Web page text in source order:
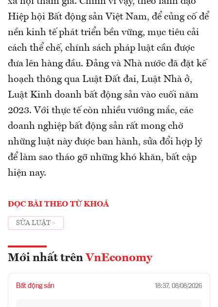
Hiệp hội Bất động sản Việt Nam, để củng cố để
nền kinh tế phát triển bền vững, mục tiêu cải
cách thể chế, chính sách pháp luật cần được
đưa lên hàng đầu. Đảng và Nhà nước đã đặt kế
hoạch thông qua Luật Đất đai, Luật Nhà ở,
Luật Kinh doanh bất động sản vào cuối năm
2023. Với thực tế còn nhiều vướng mắc, các
doanh nghiệp bất động sản rất mong chờ
những luật này được ban hành, sửa đổi hợp lý
để làm sao tháo gỡ những khó khăn, bất cập
hiện nay.
ĐỌC BÀI THEO TỪ KHOÁ
SỬA LUẬT
Mới nhất trên VnEconomy
Bất động sản 18:37, 08/08/2026